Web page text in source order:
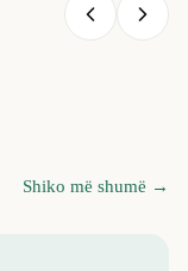
Shiko më shumë →